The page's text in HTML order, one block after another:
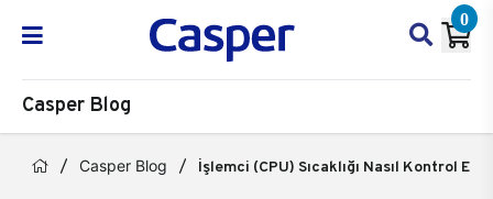
0
Casper Blog
Casper Blog İşlemci (CPU) Sıcaklığı Nasıl Kontrol